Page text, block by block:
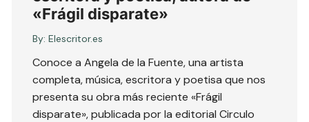
«Frágil disparate»
By: Elescritor.es
Conoce a Angela de la Fuente, una artista
completa, música, escritora y poetisa que nos
presenta su obra más reciente «Frágil
disparate», publicada por la editorial Circulo